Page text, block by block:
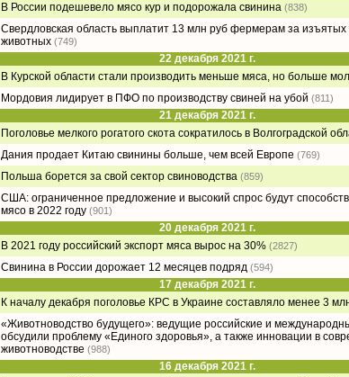
В России подешевело мясо кур и подорожала свинина (838)
Свердловская область выплатит 13 млн руб фермерам за
животных (749)
22 декабря 2021 г.
В Курской области стали производить меньше мяса, но больше
Мордовия лидирует в ПФО по производству свиней на убой (811)
21 декабря 2021 г.
Поголовье мелкого рогатого скота сократилось в Волгоградской
Дания продает Китаю свинины больше, чем всей Европе (769)
Польша борется за свой сектор свиноводства (859)
США: ограниченное предложение и высокий спрос будут
мясо в 2022 году (901)
20 декабря 2021 г.
В 2021 году российский экспорт мяса вырос на 30% (2827)
Свинина в России дорожает 12 месяцев подряд (594)
17 декабря 2021 г.
К началу декабря поголовье КРС в Украине составляло менее 3
«Животноводство будущего»: ведущие российские и
обсудили проблему «Единого здоровья», а также инновации в
животноводстве (988)
16 декабря 2021 г.